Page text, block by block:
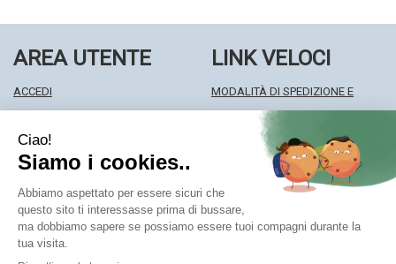
AREA UTENTE
ACCEDI
WISHLIST
ISCRIZIONE ALLA NEWSLETTER
LINK VELOCI
MODALITÀ DI SPEDIZIONE E
MODALITÀ DI PAGAMENTO
INFORMATIVA PRIVACY
CONDIZIONI DI VENDITA
Farmacia Centrale Srl